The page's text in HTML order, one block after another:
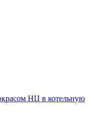
НЦ в котельную